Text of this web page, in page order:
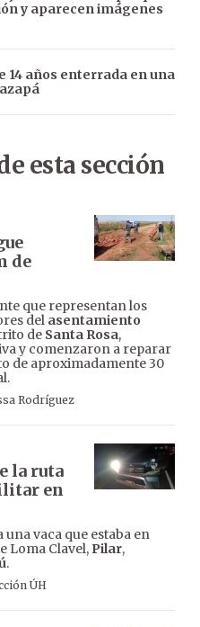
y aparecen imágenes
14 años enterrada en una
esta sección
de
que representan los
del asentamiento
de Santa Rosa,
y comenzaron a reparar
de aproximadamente 30
Rodríguez
la ruta
en
vaca que estaba en
Loma Clavel, Pilar,
.
ÚH